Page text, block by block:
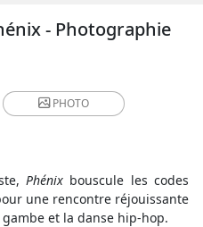
- Photographie
PHOTO
Phénix bouscule les codes
une rencontre réjouissante
et la danse hip-hop.